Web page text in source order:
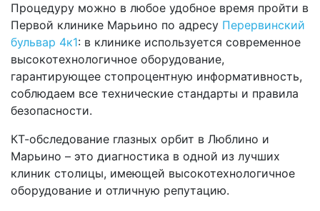
Процедуру можно в любое удобное время пройти в
Первой клинике Марьино по адресу Перервинский
бульвар 4к1: в клинике используется современное
высокотехнологичное оборудование,
гарантирующее стопроцентную информативность,
соблюдаем все технические стандарты и правила
безопасности.
КТ-обследование глазных орбит в Люблино и
Марьино – это диагностика в одной из лучших
клиник столицы, имеющей высокотехнологичное
оборудование и отличную репутацию.